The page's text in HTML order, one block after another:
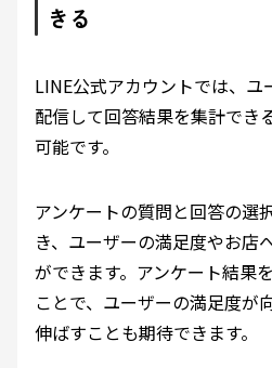
きる
LINE公式アカウントでは、ユ
配信して回答結果を集計でき
可能です。
アンケートの質問と回答の選
き、ユーザーの満足度やお店
ができます。アンケート結果
ことで、ユーザーの満足度が
伸ばすことも期待できます。